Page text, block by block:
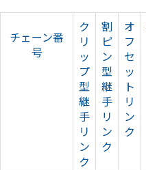
チェーン番
号
ク
リ
ッ
プ
型
継
手
リ
ン
ク
割
ピ
ン
型
継
手
リ
ン
ク
オ
フ
セ
ッ
ト
リ
ン
ク